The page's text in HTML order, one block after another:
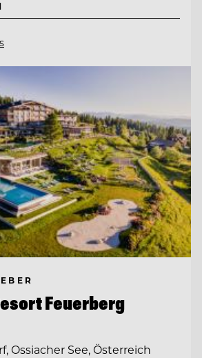
Feuerberg
Ossiacher See, Österreich